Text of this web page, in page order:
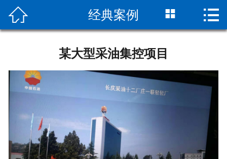
首页
经典案例
 经典案例  
某大型采油集控项目